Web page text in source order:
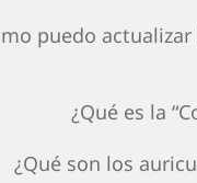
puedo
¿Qué es la
¿Qué son los